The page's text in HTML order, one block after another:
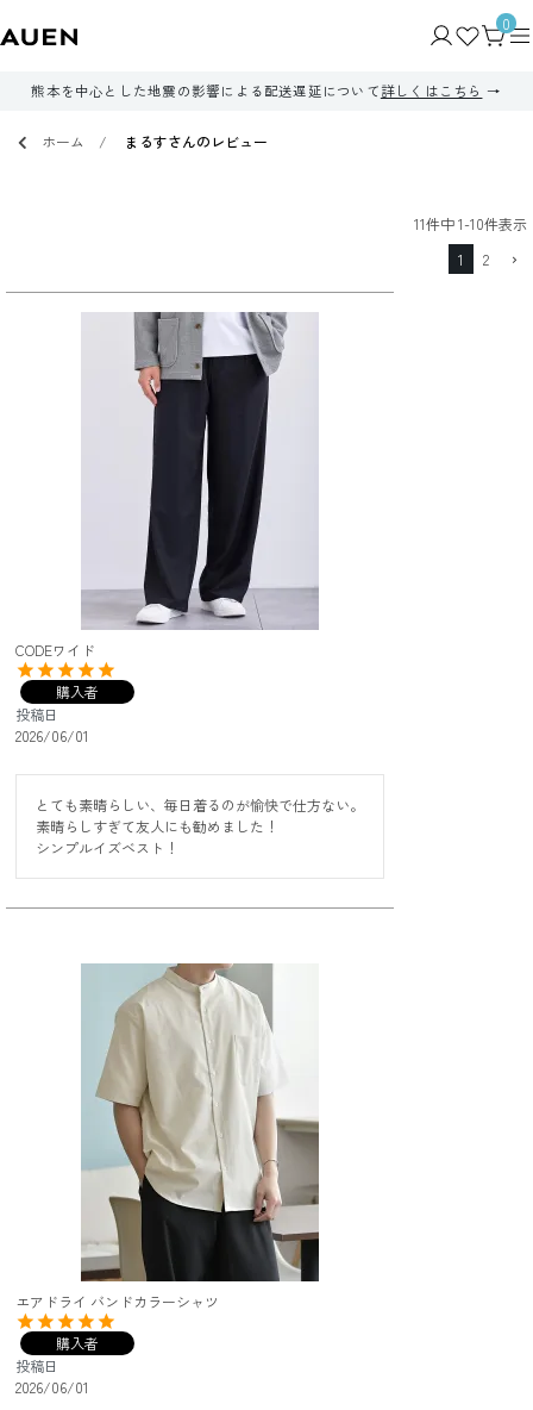
0
熊本を中心とした地震の影響による配送遅延について詳しくはこちら
ホーム まるすさんのレビュー
11件中1-10件表示
1
2
CODEワイド
購入者
投稿日
2026/06/01
とても素晴らしい、毎日着るのが愉快で仕方ない。
素晴らしすぎて友人にも勧めました！
シンプルイズベスト！
エアドライ バンドカラーシャツ
購入者
投稿日
2026/06/01